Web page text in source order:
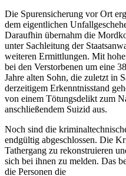
Die Spurensicherung vor Ort
dem eigentlichen
Daraufhin übernahm die
unter Sachleitung der
weiteren Ermittlungen. Mit
bei den Verstorbenen um eine
Jahre alten Sohn, die zuletzt in
derzeitigem Erkenntnisstand
von einem Tötungsdelikt zum
anschließendem Suizid aus.
Noch sind die
endgültig abgeschlossen. Die
Tathergang zu rekonstruieren
sich bei ihnen zu melden. Das
die Personen die